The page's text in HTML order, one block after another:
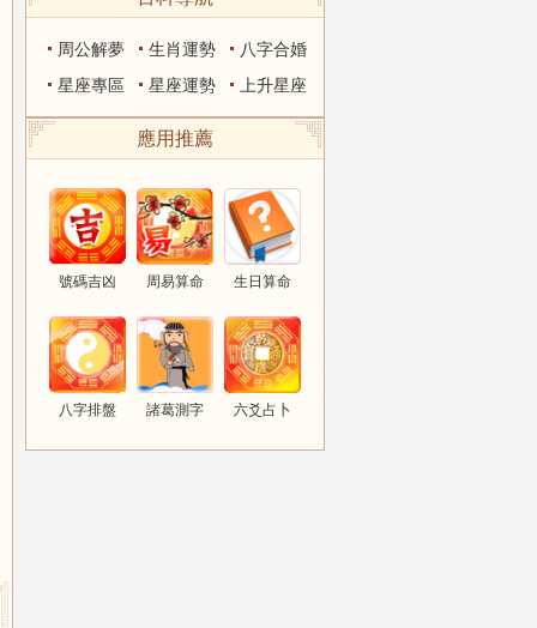
周公解夢 生肖運勢
八字合婚
星座專區
星座運勢 上升星座
應用推薦
號碼吉凶 周易算命 生日算命
八字排盤 諸葛測字 六爻占卜